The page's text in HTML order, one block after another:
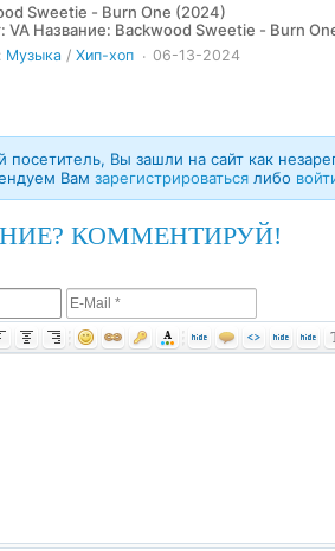
Sweetie - Burn One (2024)
- Burn One (2024) Жанр: Hip-Hop Год: 2024 Количество
06-13-2024
Музыка / Хип-хоп
Вы зашли на сайт как
Вам зарегистрироваться либо
КОММЕНТИРУЙ!